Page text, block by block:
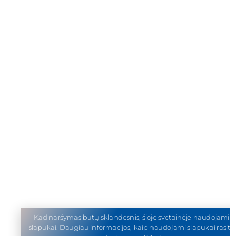
Kad naršymas būtų sklandesnis, šioje svetainėje naudojami
slapukai. Daugiau informacijos, kaip naudojami slapukai